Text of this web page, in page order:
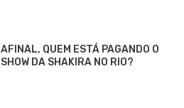
AFINAL, QUEM ESTÁ PAGANDO O
SHOW DA SHAKIRA NO RIO?